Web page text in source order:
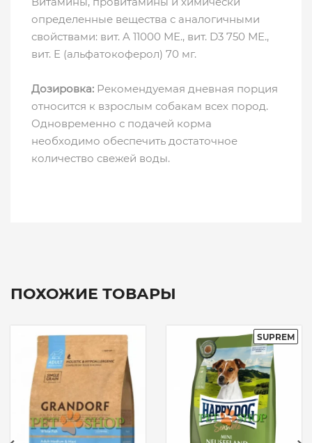
определенные вещества с аналогичными
свойствами: вит. A 11000 МЕ., вит. D3 750 МЕ.,
вит. E (альфатокоферол) 70 мг.
Дозировка: Рекомендуемая дневная порция
относится к взрослым собакам всех пород.
Одновременно с подачей корма
необходимо обеспечить достаточное
количество свежей воды.
ПОХОЖИЕ ТОВАРЫ